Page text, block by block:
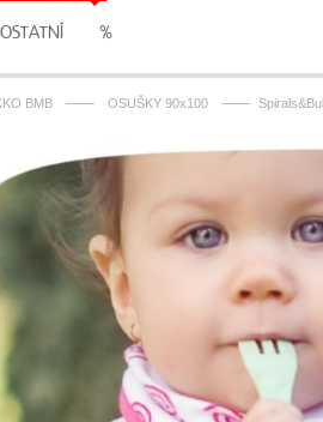
OSTATNÍ %
BMB —— OSUŠKY 90x100 ——